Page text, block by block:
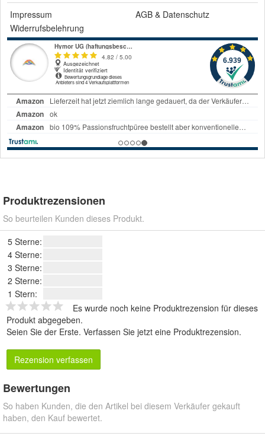
Impressum
AGB & Datenschutz
Widerrufsbelehrung
Produktrezensionen
So beurteilen Kunden dieses Produkt.
5 Sterne:
4 Sterne:
3 Sterne:
2 Sterne:
1 Stern:
Es wurde noch keine Produktrezension für dieses
Produkt abgegeben.
Seien Sie der Erste. Verfassen Sie jetzt eine Produktrezension.
Rezension verfassen
Bewertungen
So haben Kunden, die den Artikel bei diesem Verkäufer gekauft
haben, den Kauf bewertet.